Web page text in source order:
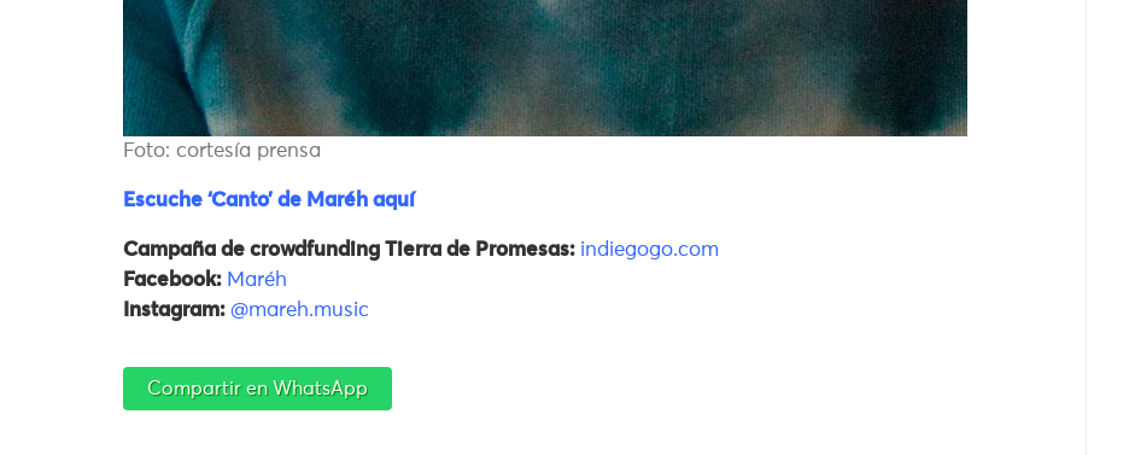
Foto: cortesía prensa
Escuche ‘Canto’ de Maréh aquí
Campaña de crowdfunding Tierra de Promesas: indiegogo.com
Facebook: Maréh
Instagram: @mareh.music
Compartir en WhatsApp